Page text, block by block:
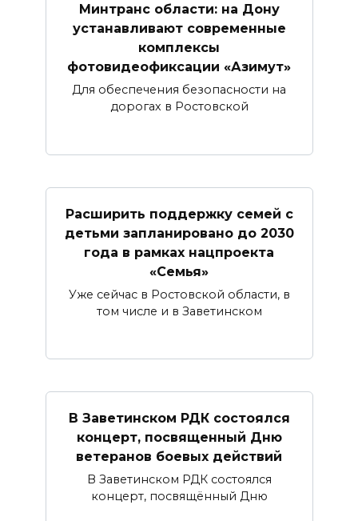
Минтранс области: на Дону
устанавливают современные
комплексы
фотовидеофиксации «Азимут»
Для обеспечения безопасности на
дорогах в Ростовской
Расширить поддержку семей с
детьми запланировано до 2030
года в рамках нацпроекта
«Семья»
Уже сейчас в Ростовской области, в
том числе и в Заветинском
В Заветинском РДК состоялся
концерт, посвященный Дню
ветеранов боевых действий
В Заветинском РДК состоялся
концерт, посвящённый Дню